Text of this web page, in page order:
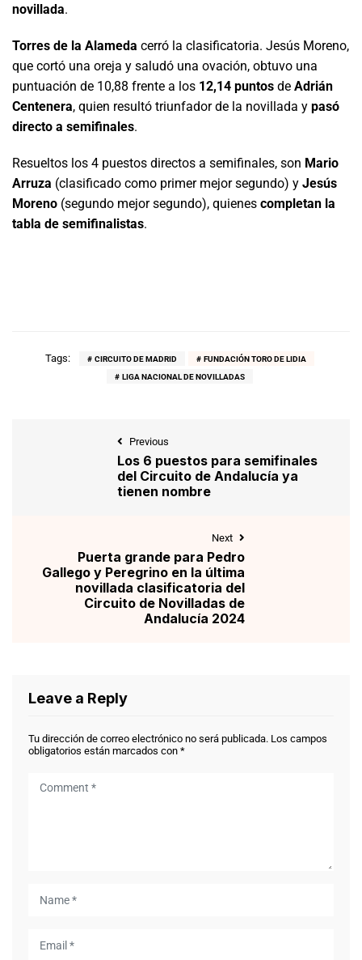
novillada.
Torres de la Alameda cerró la clasificatoria. Jesús Moreno,
que cortó una oreja y saludó una ovación, obtuvo una
puntuación de 10,88 frente a los 12,14 puntos de Adrián
Centenera, quien resultó triunfador de la novillada y pasó
directo a semifinales.
Resueltos los 4 puestos directos a semifinales, son Mario
Arruza (clasificado como primer mejor segundo) y Jesús
Moreno (segundo mejor segundo), quienes completan la
tabla de semifinalistas.
Tags: CIRCUITO DE MADRID
FUNDACIÓN TORO DE LIDIA
LIGA NACIONAL DE NOVILLADAS
Previous
Los 6 puestos para semifinales
del Circuito de Andalucía ya
tienen nombre
Next
Puerta grande para Pedro
Gallego y Peregrino en la última
novillada clasificatoria del
Circuito de Novilladas de
Andalucía 2024
Leave a Reply
Tu dirección de correo electrónico no será publicada. Los campos
obligatorios están marcados con *